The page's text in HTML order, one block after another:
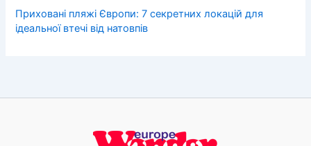
Приховані пляжі Європи: 7 секретних локацій для
ідеальної втечі від натовпів